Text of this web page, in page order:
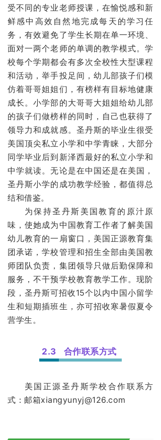
受不同的专业老师授课，在愉悦感和新
鲜感中高效自然地完成每天的学习任
务，有效避免了学生长期在单一环境、
面对一两个老师的单调的教学模式。学
校每个学期都会有多次全校性大型课程
和活动，举手投足间，幼儿部孩子们模
仿着哥哥姐姐们，有榜样有目标地健康
成长。小学部的大哥哥大姐姐给幼儿部
的孩子们做榜样的同时，自己也获得了
领导力和成就感。圣丹斯的毕业生很受
美国顶尖私立小学和中学青睐，大部分
同学毕业后到新泽西最好的私立小学和
中学就读。无论是在中国还是在美国，
圣丹斯小学的成功教学经验，都值得总
结和借鉴。
为保持圣丹斯美国教育的原汁原
味，使她成为中国教育工作者了解美国
幼儿教育的一扇窗口，美国正源教育集
团承诺，学校管理和招生全部由美国教
师团队负责，集团领导只做后勤保障和
服务，不干预学校教育教学工作。现阶
段，圣丹斯可招收15个以内中国小留学
生和短期插班生，亦可招收寒暑假夏令
营学生。
2.3 合作联系方式
美国正源圣丹斯学校合作联系方
式：邮箱xiangyunyj@126.com